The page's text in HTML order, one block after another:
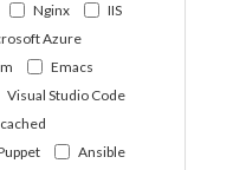
Nginx
IIS
Azure
Emacs
Visual Studio Code
Ansible